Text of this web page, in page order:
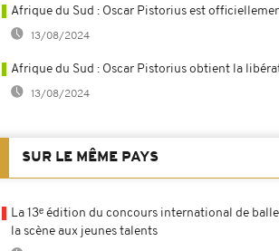
Afrique du Sud : Oscar Pistorius est
13/08/2024
Afrique du Sud : Oscar Pistorius obtient la
13/08/2024
SUR LE MÊME PAYS
La 13ᵉ édition du concours international de
la scène aux jeunes talents